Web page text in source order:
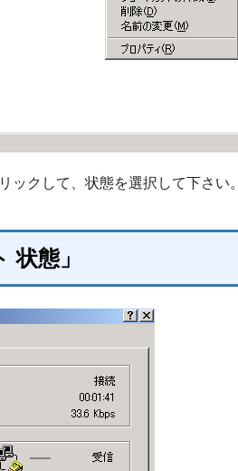
ックして、状態を選択して下さい。
状態」